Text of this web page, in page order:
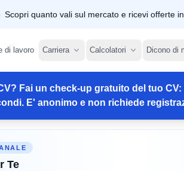
Scopri quanto vali sul mercato e ricevi offerte
di lavoro Carriera Calcolatori Dicono di
Fai un check-up gratuito del tuo
E' anonimo e non richiede
Te